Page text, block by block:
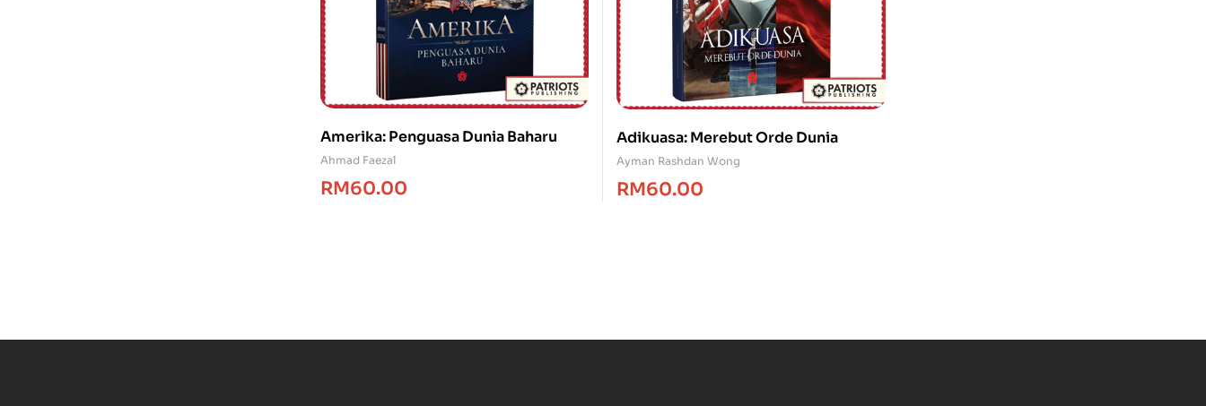
Amerika: Penguasa Dunia Baharu
Ahmad Faezal
RM60.00
Adikuasa: Merebut Orde Dunia
Ayman Rashdan Wong
RM60.00